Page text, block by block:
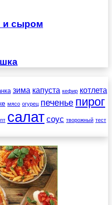
и сыром
зима капуста кефир котлета
мясо огурец печенье пирог
салат соус творожный тест